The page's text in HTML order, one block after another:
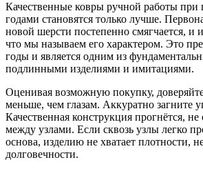
Качественные ковры ручной работы при
годами становятся только лучше.
новой шерсти постепенно смягчается, и
что мы называем его характером. Это
годы и является одним из
подлинными изделиями и имитациями.
Оценивая возможную покупку,
меньше, чем глазам. Аккуратно загните
Качественная конструкция прогнётся,
между узлами. Если сквозь узлы легко
основа, изделию не хватает плотности,
долговечности.